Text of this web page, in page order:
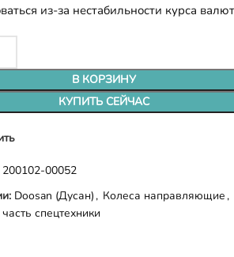
из-за нестабильности курса
В КОРЗИНУ
КУПИТЬ СЕЙЧАС
200102-00052
Doosan (Дусан) , Колеса направляющие ,
спецтехники